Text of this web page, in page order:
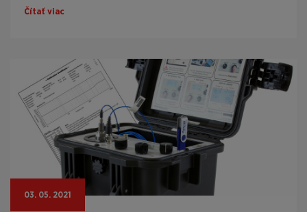
Čítať viac
03. 05. 2021